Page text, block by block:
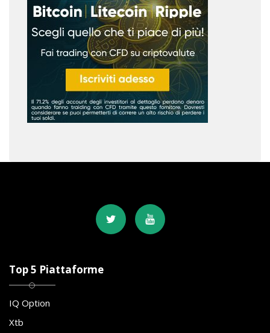
Top 5 Piattaforme
IQ Option
Xtb